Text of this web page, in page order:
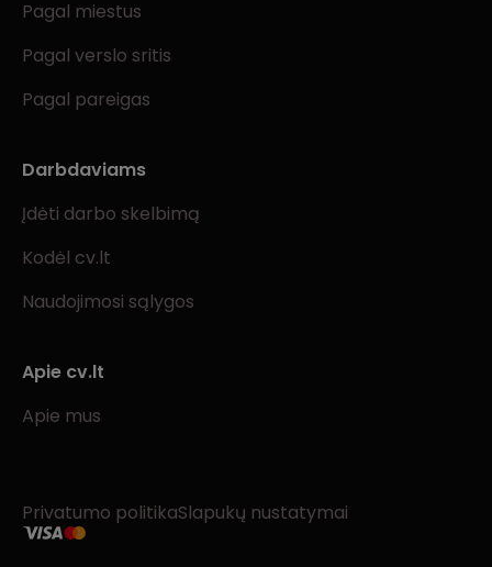
Pagal miestus
Pagal verslo sritis
Pagal pareigas
Darbdaviams
Įdėti darbo skelbimą
Kodėl cv.lt
Naudojimosi sąlygos
Apie cv.lt
Apie mus
Privatumo politikaSlapukų nustatymai